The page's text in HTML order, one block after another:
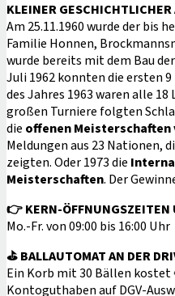
KLEINER GESCHICHTLICHER
Am 25.11.1960 wurde der bis
Familie Honnen,
wurde bereits mit dem Bau
Juli 1962 konnten die ersten
des Jahres 1963 waren alle
großen Turniere folgten
die offenen Meisterschaften
Meldungen aus 23 Nationen,
zeigten. Oder 1973 die
Meisterschaften. Der
👉KERN-ÖFFNUNGSZEITEN
Mo.-Fr. von 09:00 bis 16:00 Uhr
⛳BALLAUTOMAT AN DER
Ein Korb mit 30 Bällen kostet
Kontoguthaben auf DGV-